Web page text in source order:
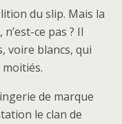
du slip. Mais la
ce pas ? Il
voire blancs, qui
de marque
le clan de